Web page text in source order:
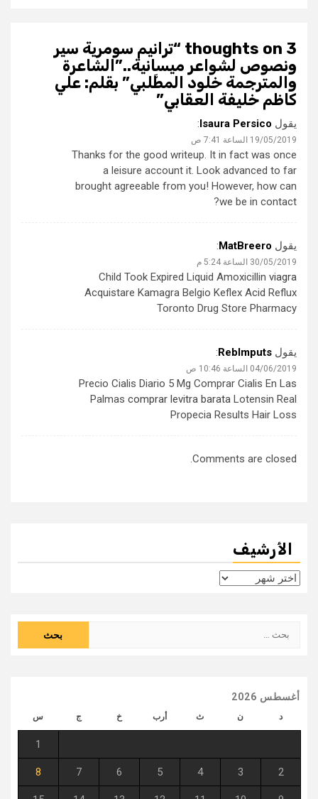
3 thoughts on “
ترانيم سومرية سير
ونصوص لشواعر ميسانية..”الشاعرة
والمترجمة خلود المطَّلبي” بقلم: علي
كاظم خليفة العقابي”
يقول Isaura Persico
:
19/05/2019 الساعة 7:41 ص
Thanks for the good writeup. It in fact was once
a leisure account it. Look advanced to far
brought agreeable from you! However, how can
we be in contact?
يقول MatBreero
:
30/05/2019 الساعة 5:24 م
Child Took Expired Liquid Amoxicillin viagra
Acquistare Kamagra Belgio Keflex Acid Reflux
Toronto Drug Store Pharmacy
يقول RebImputs
:
04/06/2019 الساعة 10:46 ص
Precio Cialis Diario 5 Mg Comprar Cialis En Las
Palmas comprar levitra barata Lotensin Real
Propecia Results Hair Loss
Comments are closed.
الأرشيف
الأرشيف
أغسطس 2026
د ن ث أرب خ ج س
1
2
3
4
5
6
7
8